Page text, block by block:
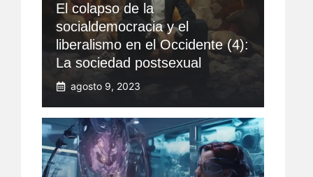
El colapso de la
socialdemocracia y el
liberalismo en el Occidente (4):
La sociedad postsexual
agosto 9, 2023